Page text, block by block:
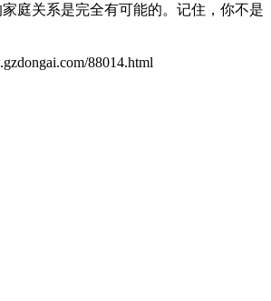
庭关系是完全有可能的。记住，你不是
88014.html